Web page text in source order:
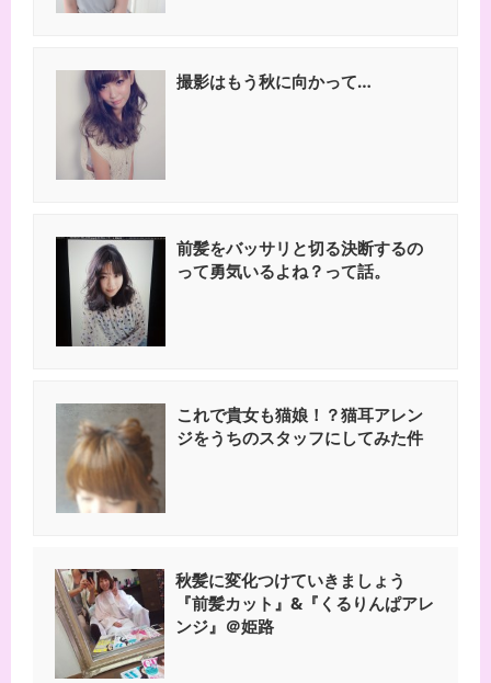
撮影はもう秋に向かって…
前髪をバッサリと切る決断するの
って勇気いるよね？って話。
これで貴女も猫娘！？猫耳アレン
ジをうちのスタッフにしてみた件
秋髪に変化つけていきましょう
『前髪カット』&『くるりんぱアレ
ンジ』＠姫路